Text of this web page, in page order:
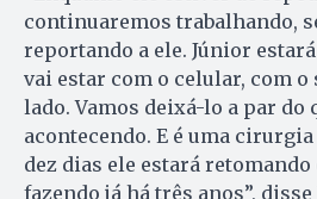
continuaremos trabalhando,
reportando a ele. Júnior
vai estar com o celular, com o
lado. Vamos deixá-lo a par do
acontecendo. E é uma
dez dias ele estará
fazendo já há três anos”,